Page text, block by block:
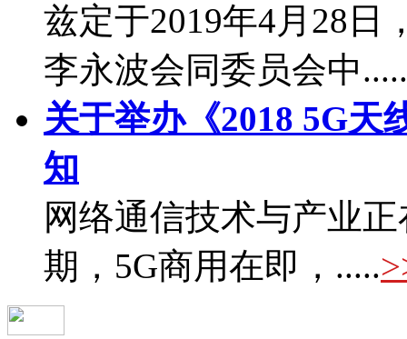
兹定于2019年4月28日
李永波会同委员会中.....
关于举办《2018 5G天
知
网络通信技术与产业
期，5G商用在即，.....